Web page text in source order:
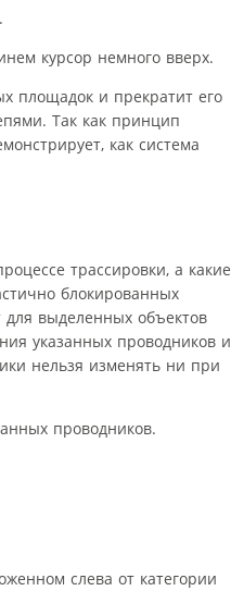
курсор немного вверх.
площадок и прекратит его
Так как принцип
как система
трассировки, а какие
блокированных
выделенных объектов
указанных проводников и
нельзя изменять ни при
проводников.
слева от категории